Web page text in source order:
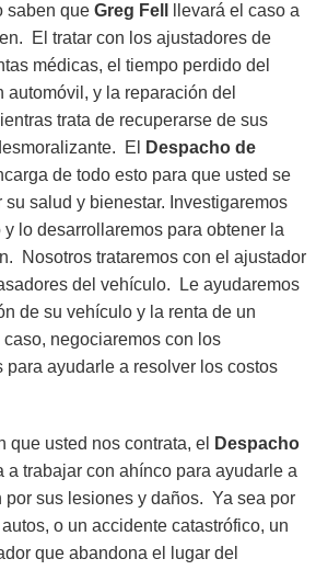
saben que Greg Fell
llevará el caso a
El tratar con los ajustadores de
médicas, el tiempo perdido del
automóvil, y la reparación del
trata de recuperarse de sus
El
Despacho de
de todo esto para que usted se
salud y bienestar. Investigaremos
lo desarrollaremos para obtener la
Nosotros trataremos con el ajustador
del vehículo. Le ayudaremos
de su vehículo y la renta de un
negociaremos con los
para ayudarle a resolver los costos
que usted nos contrata, el
Despacho
a trabajar con ahínco para ayudarle a
por sus lesiones y daños. Ya sea por
o un accidente catastrófico, un
que abandona el lugar del